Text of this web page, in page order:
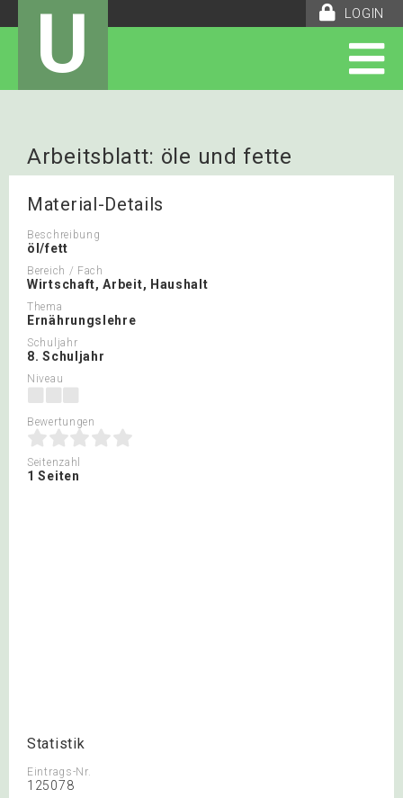
LOGIN
U
Arbeitsblatt: öle und fette
Material-Details
Beschreibung
öl/fett
Bereich / Fach
Wirtschaft, Arbeit, Haushalt
Thema
Ernährungslehre
Schuljahr
8. Schuljahr
Niveau
Bewertungen
Seitenzahl
1 Seiten
Statistik
Eintrags-Nr.
125078